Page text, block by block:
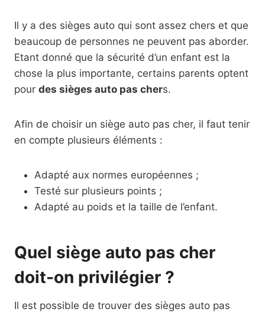
Il y a des sièges auto qui sont assez chers et que
beaucoup de personnes ne peuvent pas aborder.
Etant donné que la sécurité d’un enfant est la
chose la plus importante, certains parents optent
pour des sièges auto pas chers.
Afin de choisir un siège auto pas cher, il faut tenir
en compte plusieurs éléments :
Adapté aux normes européennes ;
Testé sur plusieurs points ;
Adapté au poids et la taille de l’enfant.
Quel siège auto pas cher
doit-on privilégier ?
Il est possible de trouver des sièges auto pas